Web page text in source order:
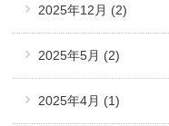
2025年12月 (2)
2025年5月 (2)
2025年4月 (1)